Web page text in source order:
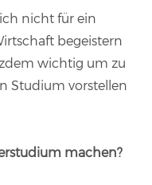
nicht für ein
begeistern
wichtig um zu
Studium vorstellen
machen?